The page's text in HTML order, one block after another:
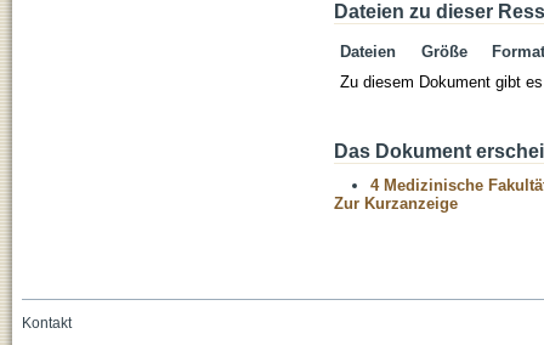
Dateien zu dieser
Dateien Größe
Format
Zu diesem Dokument gibt
Das Dokument
4 Medizinische
Zur Kurzanzeige
Kontakt